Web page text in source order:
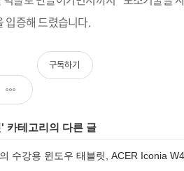
입증해 드렸습니다.
구독하기
' 카테고리의 다른 글
수강용 윈도우 태블릿, ACER Iconia